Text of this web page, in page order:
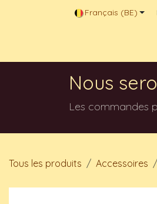
Se rendre au contenuFrançais (BE)
Nous
Les commandes
Tous les produits Accessoires